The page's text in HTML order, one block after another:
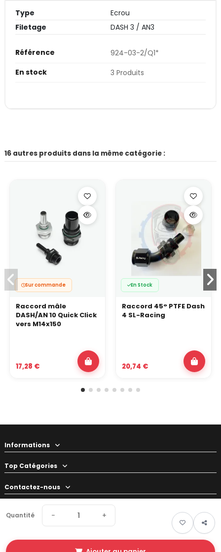
Quantité − +
Type
Ecrou
Filetage
DASH 3 / AN3
Référence
924-03-2/Q1*
En stock
3 Produits
16 autres produits dans la même catégorie :
Sur commande
Raccord mâle
DASH/AN 10 Quick Click
vers M14x150
17,28 €
En Stock
Raccord 45° PTFE Dash
4 SL-Racing
20,74 €
Informations
Top Catégories
Contactez-nous
Votre préparateur